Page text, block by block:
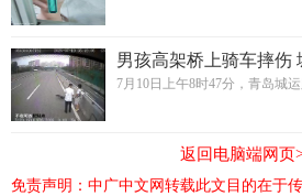
男孩高架桥上骑车摔伤
救助
7月10日上午8时47分，青岛城
返回电脑端网页
免责声明：中广中文网转载此文目的在于